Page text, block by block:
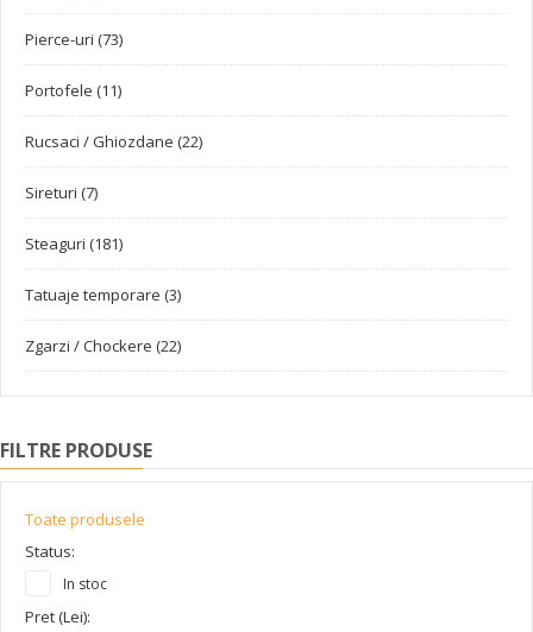
Pierce-uri (73)
Portofele (11)
Rucsaci / Ghiozdane (22)
Sireturi (7)
Steaguri (181)
Tatuaje temporare (3)
Zgarzi / Chockere (22)
FILTRE PRODUSE
Toate produsele
Status:
In stoc
Pret (Lei):